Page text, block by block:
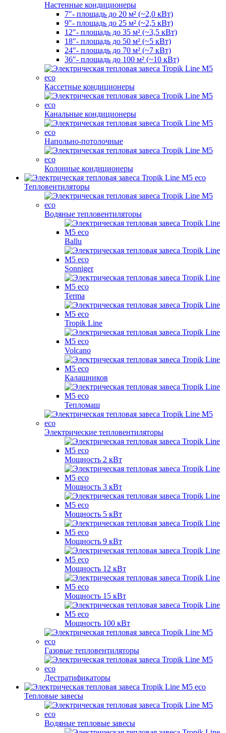
Настенные кондиционеры
7″- площадь до 20 м² (~2,0 кВт)
9″- площадь до 25 м² (~2,5 кВт)
12″- площадь до 35 м² (~3,5 кВт)
18″- площадь до 50 м² (~5 кВт)
24″- площадь до 70 м² (~7 кВт)
36″- площадь до 100 м² (~10 кВт)
Кассетные кондиционеры
Канальные кондиционеры
Напольно-потолочные
Колонные кондиционеры
Тепловентиляторы
Водяные тепловентиляторы
Ballu
Sonniger
Terma
Tropik Line
Volcano
Калашников
Тепломаш
Электрические тепловентиляторы
Мощность 2 кВт
Мощность 3 кВт
Мощность 5 кВт
Мощность 9 кВт
Мощность 12 кВт
Мощность 15 кВт
Мощность 100 кВт
Газовые тепловентиляторы
Дестратификаторы
Тепловые завесы
Водяные тепловые завесы